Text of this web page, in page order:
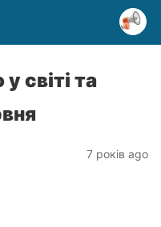
світі та
7 років ago